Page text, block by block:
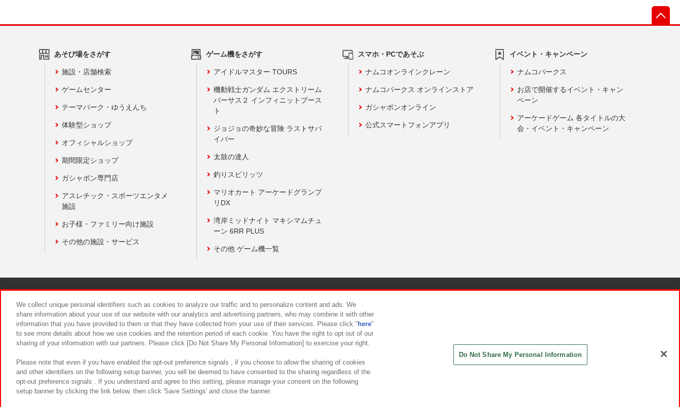
あそび場をさがす
施設・店舗検索
ゲームセンター
テーマパーク・ゆうえんち
体験型ショップ
オフィシャルショップ
期間限定ショップ
ガシャポン専門店
アスレチック・スポーツエンタメ
施設
お子様・ファミリー向け施設
その他の施設・サービス
ゲーム機をさがす
アイドルマスター TOURS
機動戦士ガンダム エクストリーム
バーサス２ インフィニットブース
ト
ジョジョの奇妙な冒険 ラストサバ
イバー
太鼓の達人
釣りスピリッツ
マリオカート アーケードグランプ
リDX
湾岸ミッドナイト マキシマムチュ
ーン 6RR PLUS
その他 ゲーム機一覧
スマホ・PCであそぶ
ナムコオンラインクレーン
ナムコパークス オンラインストア
ガシャポンオンライン
公式スマートフォンアプリ
イベント・キャンペーン
ナムコパークス
お店で開催するイベント・キャン
ペーン
アーケードゲーム 各タイトルの大
会・イベント・キャンペーン
食品のご提供について カスタマーハラスメント対応方針
We collect unique personal identifiers such as cookies to analyze our traffic and to personalize content and ads. We
share information about your use of our website with our analytics and advertising partners, who may combine it with other
information that you have provided to them or that they have collected from your use of their services. Please click " here"
to see more details about how we use cookies and the retention period of each cookie. You have the right to opt out of our
sharing of your information with our partners. Please click [Do Not Share My Personal Information] to exercise your right.
Please note that even if you have enabled the opt-out preference signals , if you choose to allow the sharing of cookies
and other identifiers on the following setup banner, you will be deemed to have consented to the sharing regardless of the
opt-out preference signals . If you understand and agree to this setting, please manage your consent on the following
setup banner by clicking the link below, then click 'Save Settings' and close the banner.
Do Not Share My Personal Information